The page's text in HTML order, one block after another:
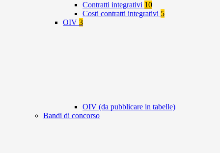
Contratti integrativi 10
Costi contratti integrativi 5
OIV 3
OIV (da pubblicare in tabelle)
Bandi di concorso